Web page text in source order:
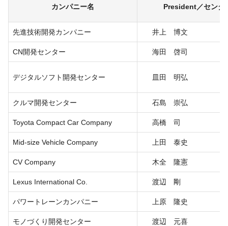
カンパニー名 President／センタ
先進技術開発カンパニー 井上 博文
CN開発センター 海田 啓司
デジタルソフト開発センター 皿田 明弘
クルマ開発センター 石島 崇弘
Toyota Compact Car Company 高橋 司
Mid-size Vehicle Company 上田 泰史
CV Company 木全 隆憲
Lexus International Co. 渡辺 剛
パワートレーンカンパニー 上原 隆史
モノづくり開発センター 渡辺 元喜